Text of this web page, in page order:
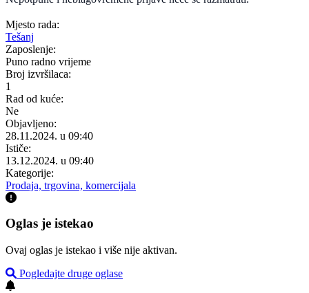
Mjesto rada:
Tešanj
Zaposlenje:
Puno radno vrijeme
Broj izvršilaca:
1
Rad od kuće:
Ne
Objavljeno:
28.11.2024. u 09:40
Ističe:
13.12.2024. u 09:40
Kategorije:
Prodaja, trgovina, komercijala
Oglas je istekao
Ovaj oglas je istekao i više nije aktivan.
Pogledajte druge oglase